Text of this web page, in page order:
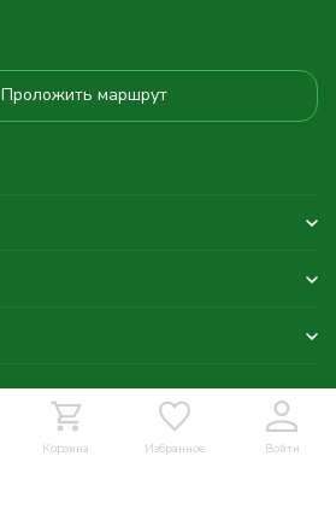
Корзина Избранное Войти
Проложить маршрут